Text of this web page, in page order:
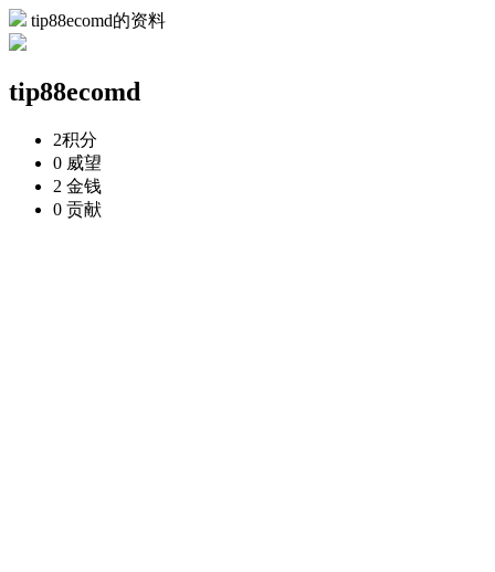
tip88ecomd的资料
tip88ecomd
2积分
0 威望
2 金钱
0 贡献